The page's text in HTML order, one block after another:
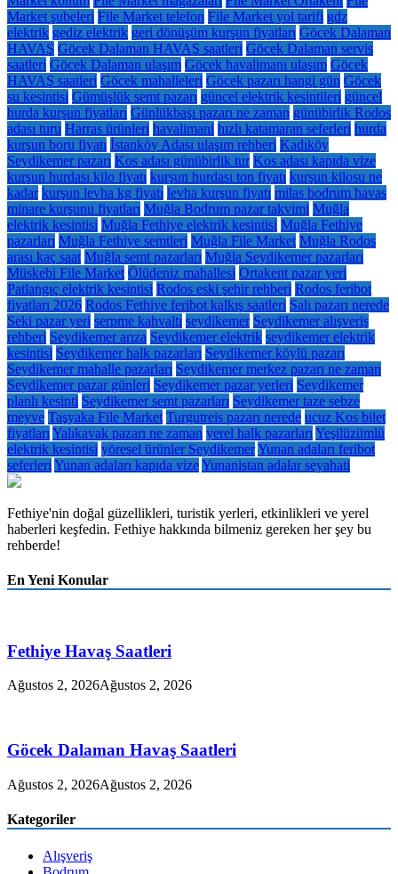
Market şubeleri File Market telefon File Market yol tarifi gdz
elektrik gediz elektrik geri dönüşüm kurşun fiyatları Göcek Dalaman
HAVAŞ Göcek Dalaman HAVAŞ saatleri Göcek Dalaman servis
saatleri Göcek Dalaman ulaşım Göcek havalimanı ulaşım Göcek
HAVAŞ saatleri Göcek mahalleleri Göcek pazarı hangi gün Göcek
su kesintisi Gümüşlük semt pazarı güncel elektrik kesintileri güncel
hurda kurşun fiyatları Günlükbaşı pazarı ne zaman günübirlik Rodos
adası turu Harras ürünleri havalimani hızlı katamaran seferleri hurda
kurşun boru fiyatı İstanköy Adası ulaşım rehberi Kadıköy
Seydikemer pazarı Kos adası günübirlik tur Kos adası kapıda vize
kurşun hurdası kilo fiyatı kurşun hurdası ton fiyatı kurşun kilosu ne
kadar kurşun levha kg fiyatı levha kurşun fiyatı milas bodrum havas
minare kurşunu fiyatları Muğla Bodrum pazar takvimi Muğla
elektrik kesintisi Muğla Fethiye elektrik kesintisi Muğla Fethiye
pazarları Muğla Fethiye semtleri Muğla File Market Muğla Rodos
arası kaç saat Muğla semt pazarları Muğla Seydikemer pazarları
Müskebi File Market Ölüdeniz mahallesi Ortakent pazar yeri
Patlangıç elektrik kesintisi Rodos eski şehir rehberi Rodos feribot
fiyatları 2026 Rodos Fethiye feribot kalkış saatleri Salı pazarı nerede
Seki pazar yeri serpme kahvaltı seydikemer Seydikemer alışveriş
rehberi Seydikemer arıza Seydikemer elektrik seydikemer elektrik
kesintisi Seydikemer halk pazarları Seydikemer köylü pazarı
Seydikemer mahalle pazarları Seydikemer merkez pazarı ne zaman
Seydikemer pazar günleri Seydikemer pazar yerleri Seydikemer
planlı kesinti Seydikemer semt pazarları Seydikemer taze sebze
meyve Taşyaka File Market Turgutreis pazarı nerede ucuz Kos bilet
fiyatları Yalıkavak pazarı ne zaman yerel halk pazarları Yeşilüzümlü
elektrik kesintisi yöresel ürünler SeydikemerYunan adaları feribot
seferleri Yunan adaları kapıda vizeYunanistan adalar seyahati
Fethiye'nin doğal güzellikleri, turistik yerleri, etkinlikleri ve yerel
haberleri keşfedin. Fethiye hakkında bilmeniz gereken her şey bu
rehberde!
En Yeni Konular
Fethiye Havaş Saatleri
Ağustos 2, 2026Ağustos 2, 2026
Göcek Dalaman Havaş Saatleri
Ağustos 2, 2026Ağustos 2, 2026
Kategoriler
Alışveriş